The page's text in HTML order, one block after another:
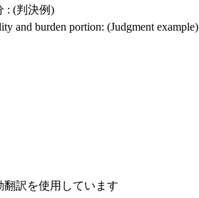
: (判決例)
and burden portion: (Judgment example)
訳を使用しています